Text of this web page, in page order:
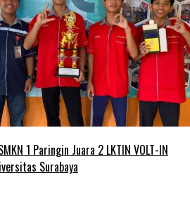
1 Paringin Juara 2 LKTIN VOLT-IN
Surabaya